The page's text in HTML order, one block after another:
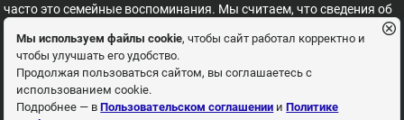
часто это семейные воспоминания. Мы считаем, что сведения об
этих важных страницах истории должны быть свободными для
распространения, на них не могут накладываться никакие
ограничения. Это наша история, и мы обязаны ее знать,
сохранять и рассказывать детям.
Пользовательское соглашение
Политика
Мы используем файлы cookie, чтобы сайт работал корректно и
чтобы улучшать его удобство.
Продолжая пользоваться сайтом, вы соглашаетесь с
использованием cookie.
Подробнее — вПользовательском соглашении иПолитике